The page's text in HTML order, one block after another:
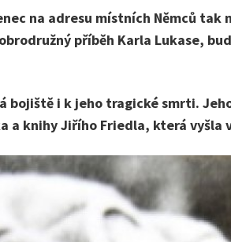
na adresu místních Němců tak
příběh Karla Lukase,
i k jeho tragické smrti.
a knihy Jiřího Friedla, která